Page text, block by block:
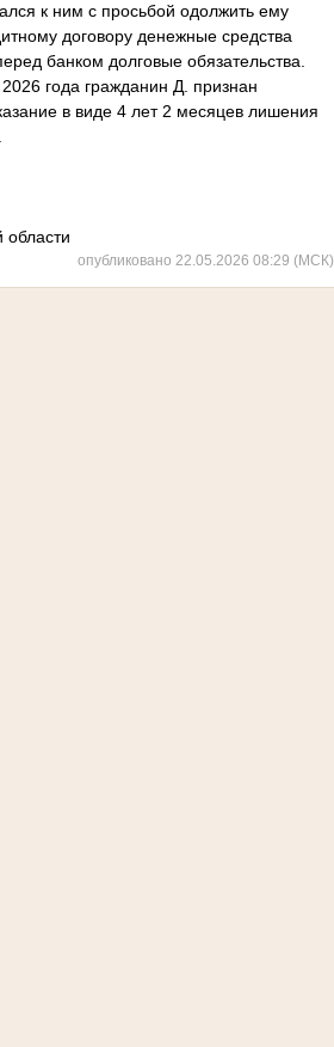
к ним с просьбой одолжить ему
договору денежные средства
банком долговые обязательства.
года гражданин Д. признан
в виде 4 лет 2 месяцев лишения
опубликовано 22.05.2026 08:29 (МСК)